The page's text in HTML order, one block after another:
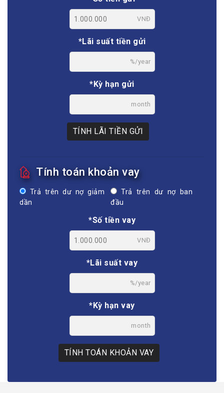
VNĐ
*Lãi suất tiền gửi
%/year
*Kỳ hạn gửi
month
TÍNH LÃI TIỀN GỬI
Tính toán khoản vay
Trả trên dư nợ giảm
dần
Trả trên dư nợ ban
đầu
*Số tiền vay
VNĐ
*Lãi suất vay
%/year
*Kỳ hạn vay
month
TÍNH TOÁN KHOẢN VAY